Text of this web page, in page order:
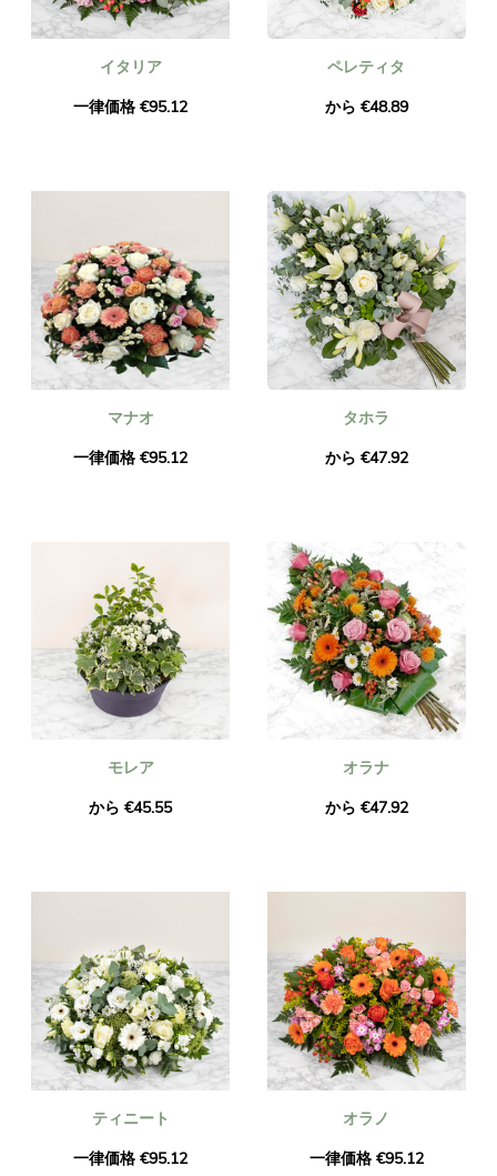
イタリア
一律価格 €95.12
ペレティタ
から €48.89
マナオ
一律価格 €95.12
タホラ
から €47.92
モレア
から €45.55
オラナ
から €47.92
ティニート
一律価格 €95.12
オラノ
一律価格 €95.12